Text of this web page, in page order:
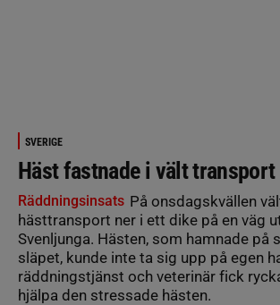
SVERIGE
Häst fastnade i vält transport
Räddningsinsats På onsdagskvällen
hästtransport ner i ett dike på en väg
Svenljunga. Hästen, som hamnade på
släpet, kunde inte ta sig upp på egen
räddningstjänst och veterinär fick
hjälpa den stressade hästen.